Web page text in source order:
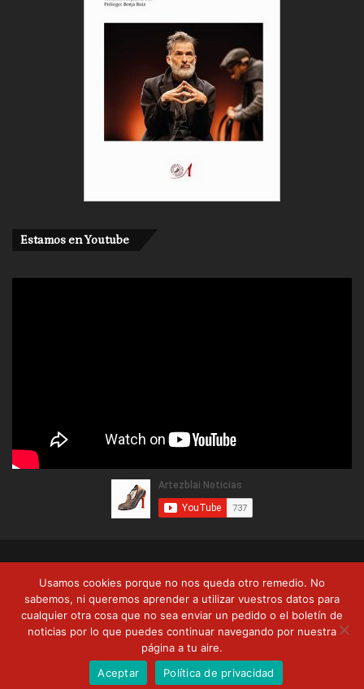
Estamos en Youtube
Política de privacidad
Términos y condiciones
Formas de pago
Envíos y devoluciones
RSS Facebook
TwitterYouTube
Usamos cookies porque no nos queda otro remedio. No
sabemos, ni queremos aprender a utilizar vuestros datos para
cualquier otra cosa que no sea enviar un pedido o el boletín de
noticias por lo que puedes continuar navegando por nuestra
página a tu aire.
Aceptar
Política de privacidad